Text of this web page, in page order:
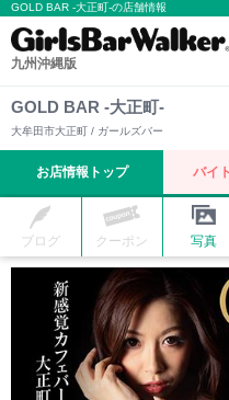
GOLD BAR -大正町-の店舗情報
九州沖縄版
GOLD BAR -大正町-
大牟田市大正町 / ガールズバー
お店情報トップ バイ
ブログ クーポン 写真